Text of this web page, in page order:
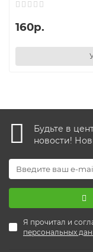
160р.
Будьте в
новости!
Я прочитал и
персональных